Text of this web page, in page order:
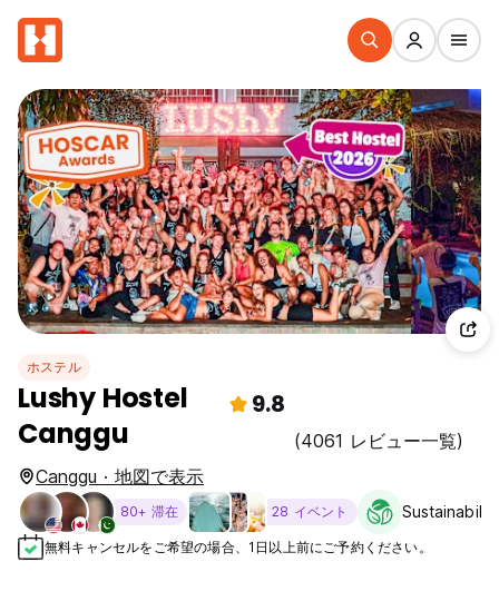
ホステル
Lushy Hostel
Canggu
9.8
(4061 レビュー一覧)
Canggu · 地図で表示
80+ 滞在 28 イベント
無料キャンセルをご希望の場合、1日以上前にご予約ください。